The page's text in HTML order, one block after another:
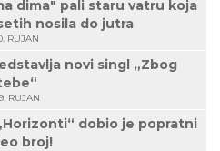
dima" pali staru vatru koja
nosila do jutra
RUJAN
novi singl „Zbog
RUJAN
dobio je popratni
broj!